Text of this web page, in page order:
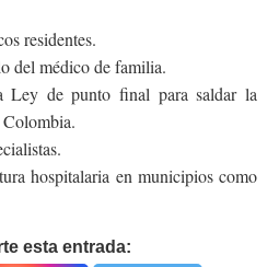
residentes.
del médico de familia.
Ley de punto final para saldar la
Colombia.
hospitalaria en municipios como
esta entrada: